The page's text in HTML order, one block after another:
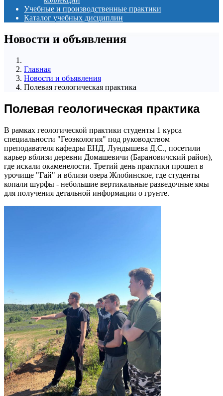
Учебные и производственные практики
Каталог учебных дисциплин
Новости и объявления
Главная
Новости и объявления
Полевая геологическая практика
Полевая геологическая практика
В рамках геологической практики студенты 1 курса
специальности "Геоэкология" под руководством
преподавателя кафедры ЕНД, Лундышева Д.С., посетили
карьер вблизи деревни Домашевичи (Барановичский район),
где искали окаменелости. Третий день практики прошел в
урочище "Гай" и вблизи озера Жлобинское, где студенты
копали шурфы - небольшие вертикальные разведочные ямы
для получения детальной информации о грунте.